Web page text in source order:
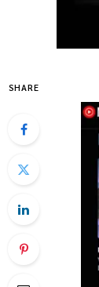
SHARE